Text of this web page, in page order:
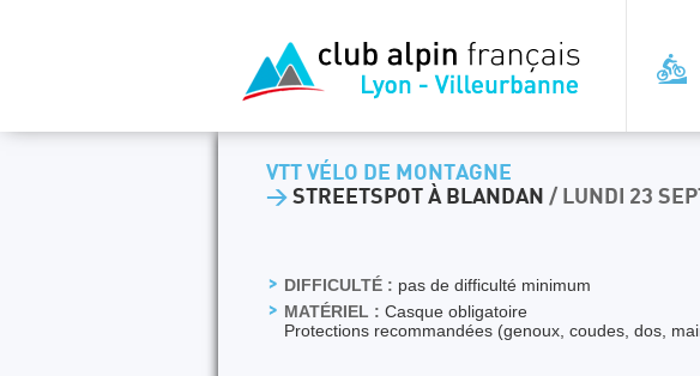
VTT VÉLO DE MONTAGNE
> STREETSPOT À BLANDAN / LUNDI 23
DIFFICULTÉ : pas de difficulté minimum
MATÉRIEL : Casque obligatoire
Protections recommandées (genoux, coudes, dos,